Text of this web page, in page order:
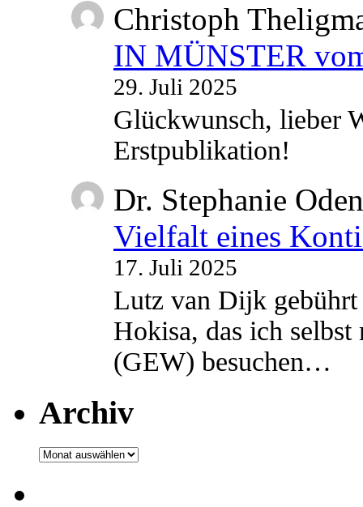
Christoph
IN MÜNSTER
29. Juli 2025
Glückwunsch, lieber
Erstpublikation!
Dr. Stephanie
Vielfalt eines
17. Juli 2025
Lutz van Dijk
Hokisa, das ich
(GEW) besuchen…
Archiv
Archiv